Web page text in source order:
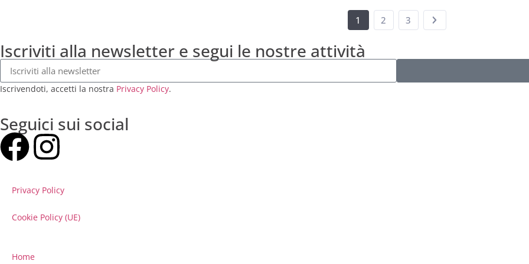
1 2 3
Iscriviti alla newsletter e segui le nostre attività
Iscrivendoti, accetti la nostra Privacy Policy.
Seguici sui social
Privacy Policy
Cookie Policy (UE)
Home